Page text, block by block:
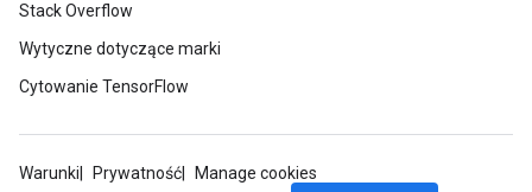
Stack Overflow
Wytyczne dotyczące marki
Cytowanie TensorFlow
Warunki Prywatność
Manage cookies